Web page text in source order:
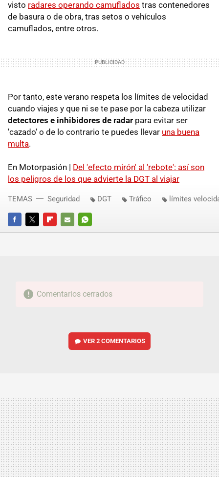
visto radares operando camuflados tras contenedores
de basura o de obra, tras setos o vehículos
camuflados, entre otros.
Por tanto, este verano respeta los límites de velocidad
cuando viajes y que ni se te pase por la cabeza utilizar
detectores e inhibidores de radar para evitar ser
'cazado' o de lo contrario te puedes llevar una buena
multa.
En Motorpasión | Del 'efecto mirón' al 'rebote': así son
los peligros de los que advierte la DGT al viajar
FACEBOOKTWITTERFLIPBOARD
E-
WHATSAPP
TEMAS Seguridad DGT Tráfico límites
Comentarios cerrados
VER2 COMENTARIOS